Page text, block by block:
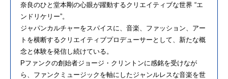
奈良のひと堂本剛の心眼が躍動するクリエイティブな世界 “エ
ンドリケリー”。
ジャパンカルチャーをスパイスに、音楽、ファッション、アー
トを横断するクリエイティブプロデューサーとして、新たな概
念と体験を発信し続けている。
Pファンクの創始者ジョージ・クリントンに感銘を受けなが
ら、ファンクミュージックを軸にしたジャンルレスな音楽を世